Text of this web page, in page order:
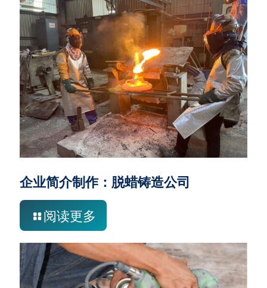
企业简介制作：脱蜡铸造公司
阅读更多